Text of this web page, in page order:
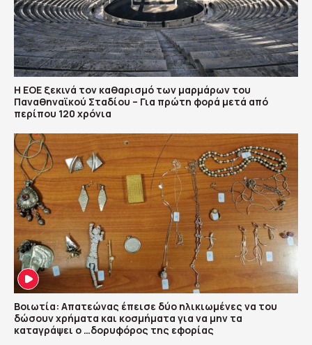
Η ΕΟΕ ξεκινά τον καθαρισμό των μαρμάρων του
Παναθηναϊκού Σταδίου – Για πρώτη φορά μετά από
περίπου 120 χρόνια
Βοιωτία: Απατεώνας έπεισε δύο ηλικιωμένες να του
δώσουν χρήματα και κοσμήματα για να μην τα
καταγράψει ο …δορυφόρος της εφορίας